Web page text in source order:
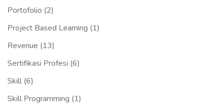
Portofolio (2)
Project Based Learning (1)
Revenue (13)
Sertifikasi Profesi (6)
Skill (6)
Skill Programming (1)